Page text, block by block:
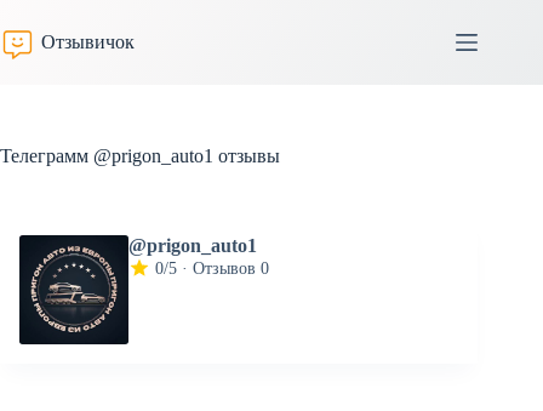
к
сути
Отзывичок
Телеграмм @prigon_auto1 отзывы
@prigon_auto1
0/5 · Отзывов 0